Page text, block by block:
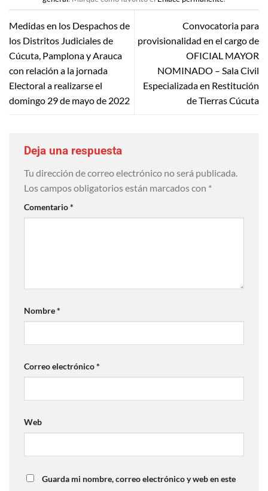
Medidas en los Despachos de
los Distritos Judiciales de
Cúcuta, Pamplona y Arauca
con relación a la jornada
Electoral a realizarse el
domingo 29 de mayo de 2022
Convocatoria para
provisionalidad en el cargo de
OFICIAL MAYOR
NOMINADO – Sala Civil
Especializada en Restitución
de Tierras Cúcuta
Deja una respuesta
Tu dirección de correo electrónico no será publicada.
Los campos obligatorios están marcados con *
Comentario*
Nombre*
Correo electrónico*
Web
Guarda mi nombre, correo electrónico y web en este